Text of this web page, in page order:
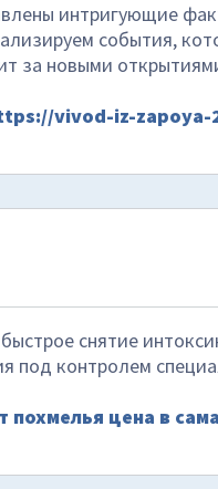
интригующие
события,
за новыми
vivod-iz-zapoya-
снятие
под контролем
похмелья цена в